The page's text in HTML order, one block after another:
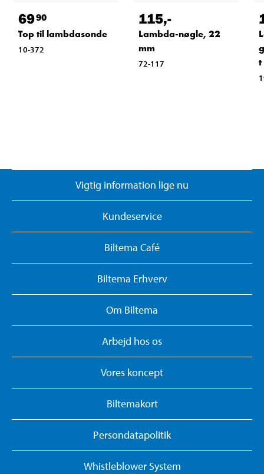
6990
Top til lambdasonde
10-372
115,-
Lambda-nøgle, 22
mm
72-117
t
Vigtig information lige nu
Kundeservice
Biltema Café
Biltema Erhverv
Om Biltema
Arbejd hos os
Vores koncept
Biltemakort
Persondatapolitik
Whistleblower System